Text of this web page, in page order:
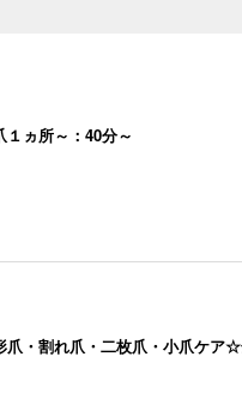
１ヵ所～：40分～
爪・割れ爪・二枚爪・小爪ケア